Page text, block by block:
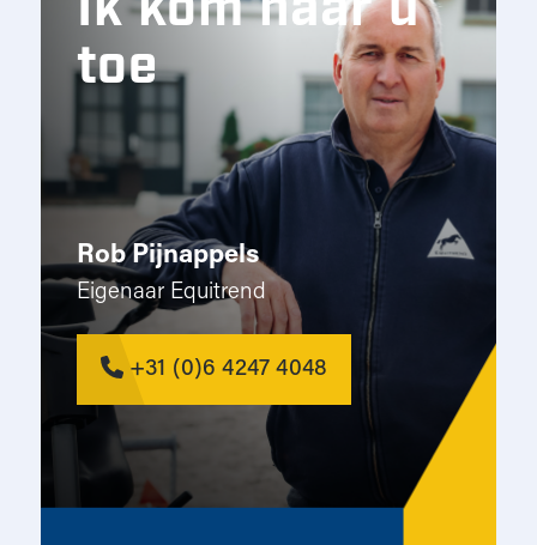
Ik kom naar u
toe
Rob Pijnappels
Eigenaar Equitrend
+31 (0)6 4247 4048